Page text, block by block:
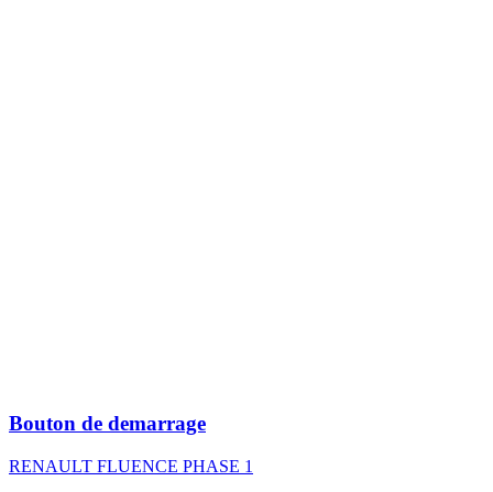
Bouton de demarrage
RENAULT FLUENCE PHASE 1